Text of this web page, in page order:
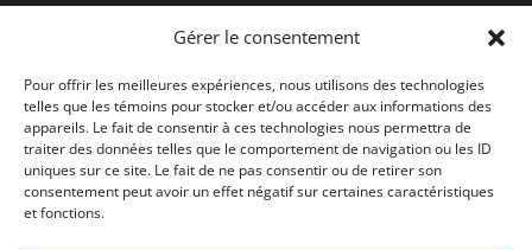
Gérer le consentement
Pour offrir les meilleures expériences, nous utilisons des technologies
telles que les témoins pour stocker et/ou accéder aux informations des
appareils. Le fait de consentir à ces technologies nous permettra de
traiter des données telles que le comportement de navigation ou les ID
uniques sur ce site. Le fait de ne pas consentir ou de retirer son
consentement peut avoir un effet négatif sur certaines caractéristiques
et fonctions.